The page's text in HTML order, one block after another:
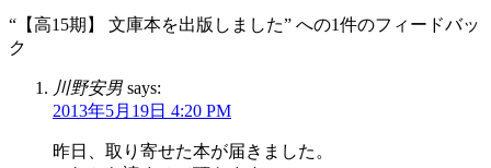
“【高15期】 文庫本を出版しました” への1件のフィードバッ
ク
川野安男 says:
2013年5月19日 4:20 PM
昨日、取り寄せた本が届きました。